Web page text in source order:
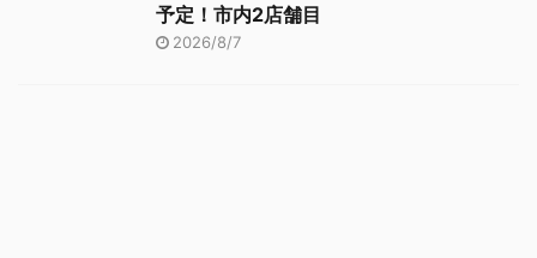
予定！市内2店舗目
2026/8/7